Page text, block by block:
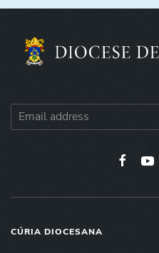
CÚRIA DIOCESANA